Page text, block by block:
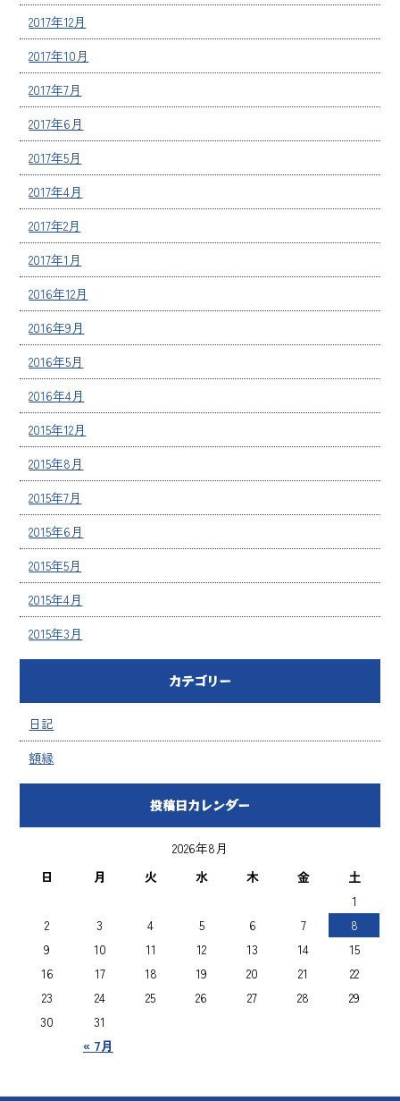
2017年12月
2017年10月
2017年7月
2017年6月
2017年5月
2017年4月
2017年2月
2017年1月
2016年12月
2016年9月
2016年5月
2016年4月
2015年12月
2015年8月
2015年7月
2015年6月
2015年5月
2015年4月
2015年3月
カテゴリー
日記
額縁
投稿日カレンダー
2026年8月
日
月 火 水 木 金 土
« 7月
1
2
3 4 5 6 7
8
9
10 11 12 13 14
15
16
17 18 19 20 21
22
23
24 25 26 27 28
29
30
31